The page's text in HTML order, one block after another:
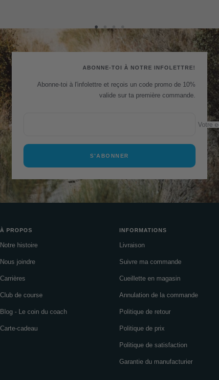
Aller
au
slide
1
Aller
slide
2
Aller
slide
3
Aller
au
slide
4
ABONNE-TOI À NOTRE INFOLETTRE!
Abonne-toi à l'infolettre et reçois un code promo de 10%
valide sur ta première commande.
Votre
S'ABONNER
À PROPOS
Notre histoire
Nous joindre
Carrières
Club de course
Blog - Le coin du coach
Carte-cadeau
INFORMATIONS
Livraison
Suivre ma commande
Cueillette en magasin
Annulation de la commande
Politique de retour
Politique de prix
Politique de satisfaction
Garantie du manufacturier